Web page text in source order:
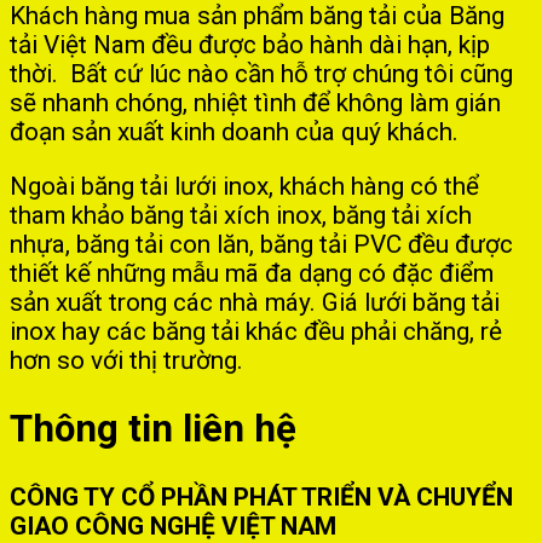
Khách hàng mua sản phẩm băng tải của Băng
tải Việt Nam đều được bảo hành dài hạn, kịp
thời. Bất cứ lúc nào cần hỗ trợ chúng tôi cũng
sẽ nhanh chóng, nhiệt tình để không làm gián
đoạn sản xuất kinh doanh của quý khách.
Ngoài băng tải lưới inox, khách hàng có thể
tham khảo băng tải xích inox, băng tải xích
nhựa, băng tải con lăn, băng tải PVC đều được
thiết kế những mẫu mã đa dạng có đặc điểm
sản xuất trong các nhà máy. Giá lưới băng tải
inox hay các băng tải khác đều phải chăng, rẻ
hơn so với thị trường.
Thông tin liên hệ
CÔNG TY CỔ PHẦN PHÁT TRIỂN VÀ CHUYỂN
GIAO CÔNG NGHỆ VIỆT NAM